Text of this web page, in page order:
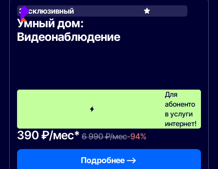
Эксклюзивный
Умный дом:
Видеонаблюдение
Для
абоненто
в услуги
интернет!
390 ₽/мес* 6 990 ₽/мес-94%
Подробнее —>